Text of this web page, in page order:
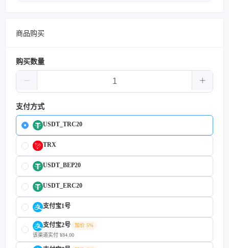
商品购买
购买数量
支付方式
USDT_TRC20
TRX
USDT_BEP20
USDT_ERC20
支付宝1号
支付宝2号
加价 5%
该渠道实付 ¥84.00